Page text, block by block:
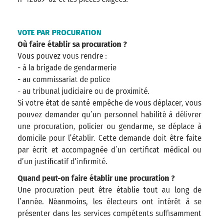
VOTE PAR PROCURATION
Où faire établir sa procuration ?
Vous pouvez vous rendre :
- à la brigade de gendarmerie
- au commissariat de police
- au tribunal judiciaire ou de proximité.
Si votre état de santé empêche de vous déplacer, vous
pouvez demander qu’un personnel habilité à délivrer
une procuration, policier ou gendarme, se déplace à
domicile pour l’établir. Cette demande doit être faite
par écrit et accompagnée d’un certificat médical ou
d’un justificatif d’infirmité.
Quand peut-on faire établir une procuration ?
Une procuration peut être établie tout au long de
l’année. Néanmoins, les électeurs ont intérêt à se
présenter dans les services compétents suffisamment